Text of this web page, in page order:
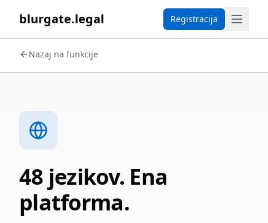
blurgate.legal Registracija
Nazaj na funkcije
48 jezikov. Ena
platforma.